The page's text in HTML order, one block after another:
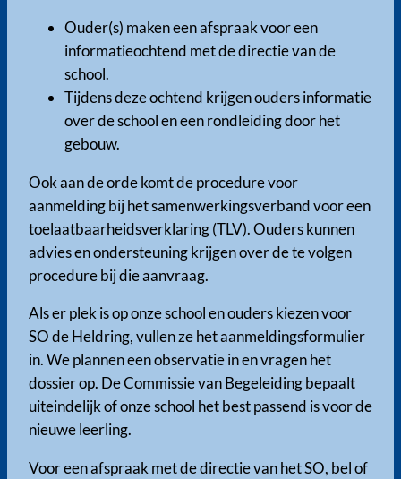
Ouder(s) maken een afspraak voor een
informatieochtend met de directie van de
school.
Tijdens deze ochtend krijgen ouders informatie
over de school en een rondleiding door het
gebouw.
Ook aan de orde komt de procedure voor
aanmelding bij het samenwerkingsverband voor een
toelaatbaarheidsverklaring (TLV). Ouders kunnen
advies en ondersteuning krijgen over de te volgen
procedure bij die aanvraag.
Als er plek is op onze school en ouders kiezen voor
SO de Heldring, vullen ze het aanmeldingsformulier
in. We plannen een observatie in en vragen het
dossier op. De Commissie van Begeleiding bepaalt
uiteindelijk of onze school het best passend is voor de
nieuwe leerling.
Voor een afspraak met de directie van het SO, bel of